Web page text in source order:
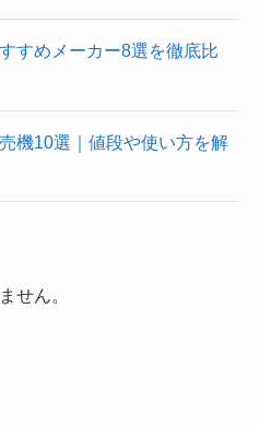
すめメーカー8選を徹底比
機10選｜値段や使い方を解
せん。